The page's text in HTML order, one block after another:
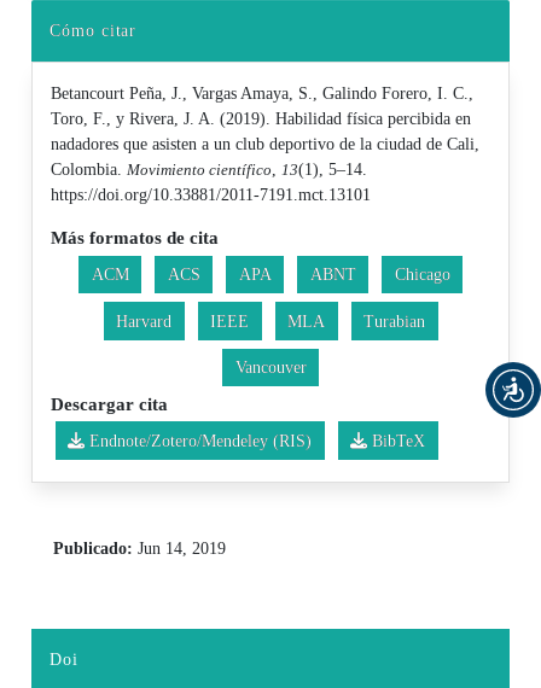
Cómo citar
Betancourt Peña, J., Vargas Amaya, S., Galindo Forero, I. C.,
Toro, F., y Rivera, J. A. (2019). Habilidad física percibida en
nadadores que asisten a un club deportivo de la ciudad de Cali,
Colombia.Movimiento científico,13(1), 5–14.
https://doi.org/10.33881/2011-7191.mct.13101
Más formatos de cita
ACM ACS APA ABNT Chicago
Harvard IEEE MLA Turabian
Vancouver
Descargar cita
Endnote/Zotero/Mendeley (RIS) BibTeX
Publicado: Jun 14, 2019
Doi